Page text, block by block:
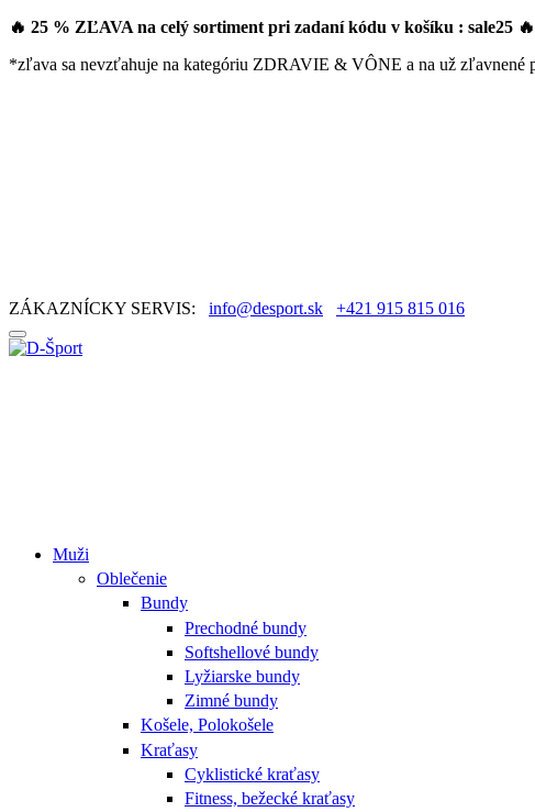
🔥 25 % ZĽAVA na celý sortiment pri zadaní kódu v košíku : sale25 🔥
*zľava sa nevzťahuje na kategóriu ZDRAVIE & VÔNE a na už zľavnené
ZÁKAZNÍCKY SERVIS: info@desport.sk +421 915 815 016
Muži
Oblečenie
Bundy
Prechodné bundy
Softshellové bundy
Lyžiarske bundy
Zimné bundy
Košele, Polokošele
Kraťasy
Cyklistické kraťasy
Fitness, bežecké kraťasy